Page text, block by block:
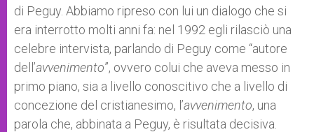
di Peguy. Abbiamo ripreso con lui un dialogo che si
era interrotto molti anni fa: nel 1992 egli rilasciò una
celebre intervista, parlando di Peguy come “autore
dell’avvenimento”, ovvero colui che aveva messo in
primo piano, sia a livello conoscitivo che a livello di
concezione del cristianesimo, l’avvenimento, una
parola che, abbinata a Peguy, è risultata decisiva.